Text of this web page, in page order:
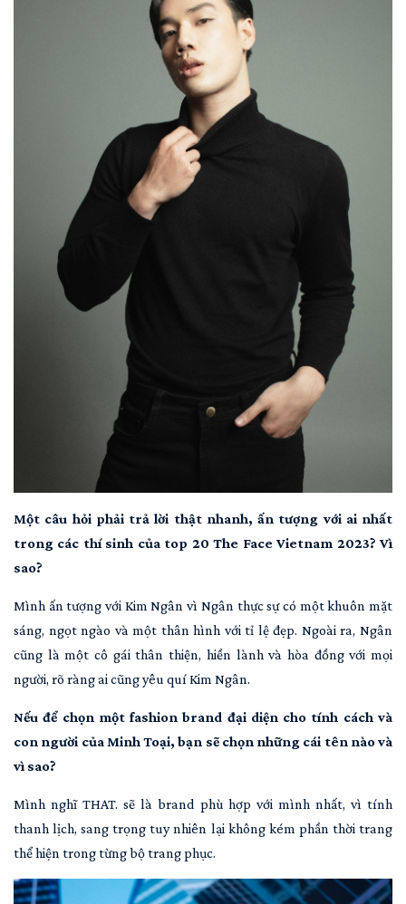
Một câu hỏi phải trả lời thật nhanh, ấn tượng với ai nhất
trong các thí sinh của top 20 The Face Vietnam 2023? Vì
sao?
Mình ấn tượng với Kim Ngân vì Ngân thực sự có một khuôn mặt
sáng, ngọt ngào và một thân hình với tỉ lệ đẹp. Ngoài ra, Ngân
cũng là một cô gái thân thiện, hiền lành và hòa đồng với mọi
người, rõ ràng ai cũng yêu quí Kim Ngân.
Nếu để chọn một fashion brand đại diện cho tính cách và
con người của Minh Toại, bạn sẽ chọn những cái tên nào và
vì sao?
Mình nghĩ THAT. sẽ là brand phù hợp với mình nhất, vì tính
thanh lịch, sang trọng tuy nhiên lại không kém phần thời trang
thể hiện trong từng bộ trang phục.